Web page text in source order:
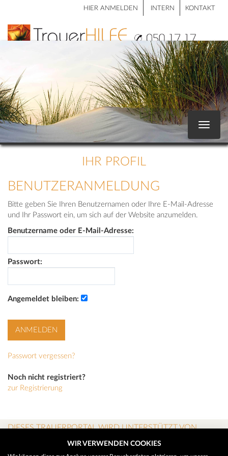
HIER ANMELDEN INTERN KONTAKT
Toggle
IHR PROFIL
BENUTZERANMELDUNG
Bitte geben Sie Ihren Benutzernamen oder Ihre E-Mail-Adresse
und Ihr Passwort ein, um sich auf der Website anzumelden.
Benutzername oder E-Mail-Adresse:
Passwort:
Angemeldet bleiben:
Passwort vergessen?
Noch nicht registriert?
zur Registrierung
DIESES TRAUERPORTAL WIRD UNTERSTÜTZT VON
WIR VERWENDEN COOKIES